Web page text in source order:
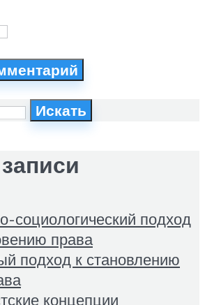
Искать
социологический подход
права
подход к становлению
концепции